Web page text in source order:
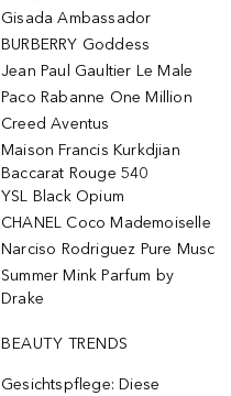
Gisada Ambassador
BURBERRY Goddess
Jean Paul Gaultier Le Male
Paco Rabanne One Million
Creed Aventus
Maison Francis Kurkdjian
Baccarat Rouge 540
YSL Black Opium
CHANEL Coco Mademoiselle
Narciso Rodriguez Pure Musc
Summer Mink Parfum by
Drake
BEAUTY TRENDS
Gesichtspflege: Diese